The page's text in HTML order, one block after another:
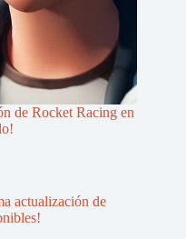
de Rocket Racing en
actualización de